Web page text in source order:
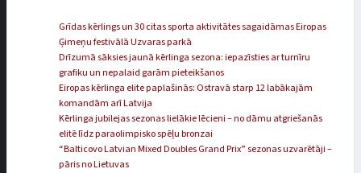
Grīdas kērlings un 30 citas sporta aktivitātes sagaidāmas Eiropas
Ģimeņu festivālā Uzvaras parkā
Drīzumā sāksies jaunā kērlinga sezona: iepazīsties ar turnīru
grafiku un nepalaid garām pieteikšanos
Eiropas kērlinga elite paplašinās: Ostravā starp 12 labākajām
komandām arī Latvija
Kērlinga jubilejas sezonas lielākie lēcieni – no dāmu atgriešanās
elitē līdz paraolimpisko spēļu bronzai
“Balticovo Latvian Mixed Doubles Grand Prix” sezonas uzvarētāji –
pāris no Lietuvas